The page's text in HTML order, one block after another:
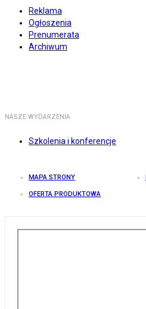
Reklama
Ogłoszenia
Prenumerata
Archiwum
NASZE WYDARZENIA
Szkolenia i konferencje
MAPA STRONY
OFERTA PRODUKTOWA